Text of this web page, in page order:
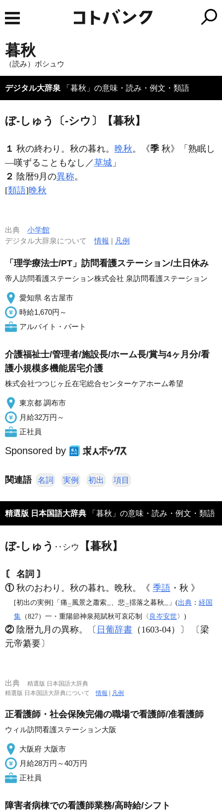
暮秋
（読み）ボシュウ
デジタル大辞泉 「暮秋」の意味・読み・例文・類語
ぼ‐しゅう〔‐シウ〕【暮秋】
１ 秋の終わり。秋の暮れ。 晩秋。 《季 秋》
「熟眠し
―嘆ずることもなし／草城 」
２ 陰暦9月の異称。
[類語]晩秋
出典 小学館
デジタル大辞泉について情報 | 凡例
「理学療法士/PT」訪問看護ステーション/土日休み
帝人訪問看護ステーション株式会社 泉訪問看護ステーション
愛知県 名古屋市
時給1,670円～
アルバイト・パート
介護福祉士/管理者/施設長/ホーム長/賞与4ヶ月分/看
護小規模多機能居宅介護
株式会社つつじヶ丘在宅総合センターケアホーム希望
東京都 調布市
月給32万円～
正社員
Sponsored by
関連語 名詞 実例 初出 項目
精選版 日本国語大辞典 「暮秋」の意味・読み・例文・類語
ぼ‐しゅう ‥シウ 【暮秋】
〘 名詞 〙
①秋のおわり。秋の暮れ。晩秋。《 季語 ・秋 》
[初出の実例]「痛 二 風景之蕭索一 、悲二揺落之暮秋一 」(出典 ： 経国
集 （827）一・重陽節神泉苑賦秋可哀応制〈 良岑安世〉)
②陰暦九月の異称。〔 日葡辞書 （1603‐04）〕 〔梁
元帝纂要〕
出典
精選版 日本国語大辞典
精選版 日本国語大辞典について情報 | 凡例
正看護師・社会保険完備の職場で看護師/准看護師
ウィル訪問看護ステーション大阪
大阪府 大阪市
月給28万円～40万円
正社員
障害者病棟での看護師業務/高時給/シフト